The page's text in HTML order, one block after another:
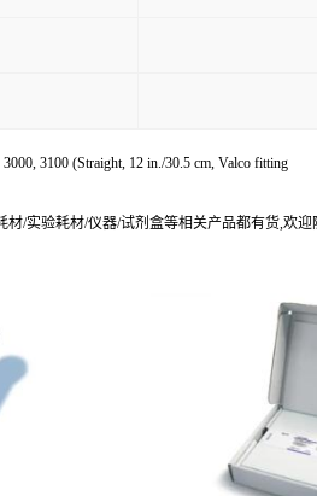
3100 (Straight, 12 in./30.5 cm, Valco fitting
材/实验耗材/仪器/试剂盒等相关产品都有货,欢